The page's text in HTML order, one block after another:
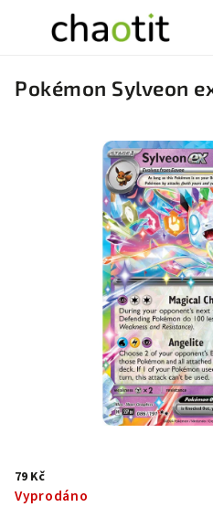
Pokémon Sylveon
79 Kč
Vyprodáno